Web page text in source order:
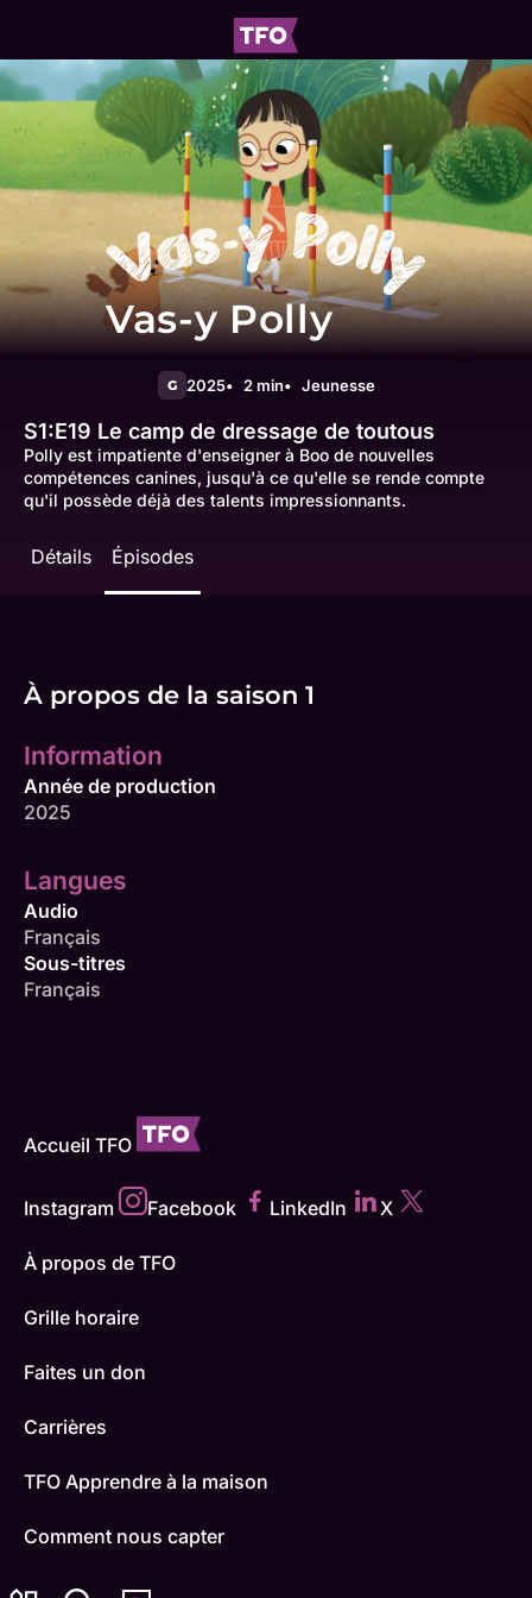
Vas-y Polly
G 2025 2 min Jeunesse
S1:E19 Le camp de dressage de toutous
Polly est impatiente d'enseigner à Boo de nouvelles
compétences canines, jusqu'à ce qu'elle se rende compte
qu'il possède déjà des talents impressionnants.
Détails Épisodes
À propos de la saison 1
Information
Année de production
2025
Langues
Audio
Français
Sous-titres
Français
Accueil TFO
Instagram Facebook LinkedIn X
À propos de TFO
Grille horaire
Faites un don
Carrières
TFO Apprendre à la maison
Comment nous capter
Contactez-nous